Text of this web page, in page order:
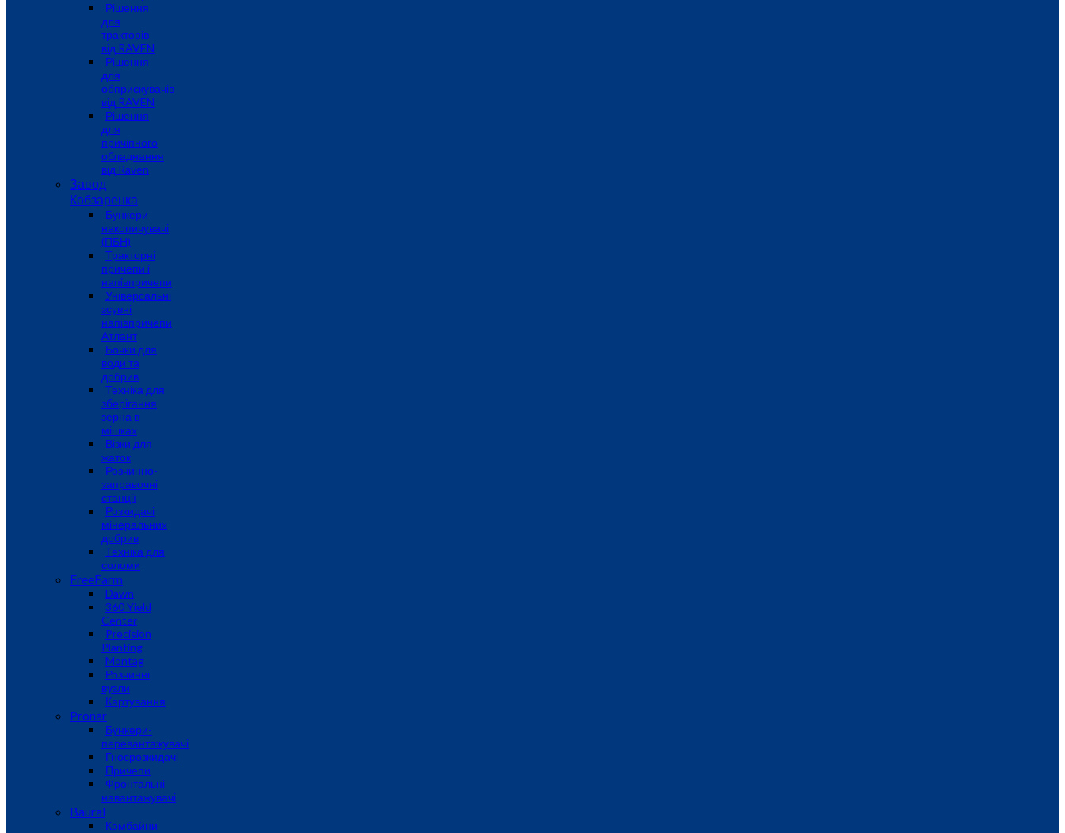
Рішення
для
тракторів
від RAVEN
Рішення
для
обприскувачів
від RAVEN
Рішення
для
причіпного
обладнання
від Raven
Завод
Кобзаренка
Бункери
накопичувачі
(ПБН)
Тракторні
причепи i
напiвпричепи
Універсальні
зсувні
напівпричепи
Атлант
Бочки для
води та
добрив
Техніка для
зберігання
зерна в
мішках
Візки для
жаток
Розчинно-
заправочні
станції
Розкидачі
мінеральних
добрив
Техніка для
соломи
FreeFarm
Dawn
360 Yield
Center
Precision
Planting
Montag
Розчинні
вузли
Картування
Pronar
Бункери-
перевантажувачі
Гноєрозкидачі
Причепи
Фронтальні
навантажувачі
Baural
Комбайни